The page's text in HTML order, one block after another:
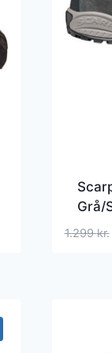
Grå/
1.299kr.